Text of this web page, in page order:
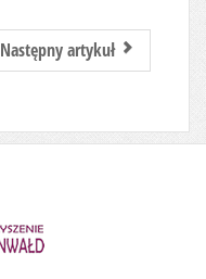
Następny artykuł